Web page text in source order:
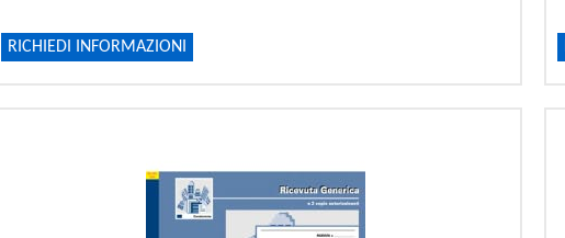
RICHIEDI INFORMAZIONI